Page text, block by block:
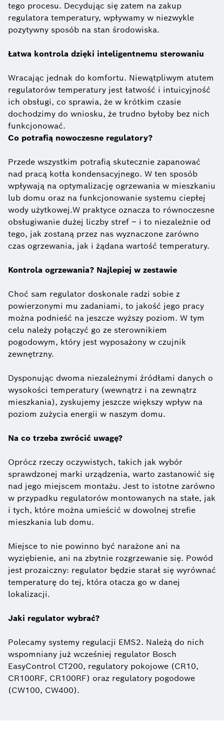
tego procesu. Decydując się zatem na zakup
regulatora temperatury, wpływamy w niezwykle
pozytywny sposób na stan środowiska.
Łatwa kontrola dzięki inteligentnemu sterowaniu
Wracając jednak do komfortu. Niewątpliwym atutem
regulatorów temperatury jest łatwość i intuicyjność
ich obsługi, co sprawia, że w krótkim czasie
dochodzimy do wniosku, że trudno byłoby bez nich
funkcjonować.
Co potrafią nowoczesne regulatory?
Przede wszystkim potrafią skutecznie zapanować
nad pracą kotła kondensacyjnego. W ten sposób
wpływają na optymalizację ogrzewania w mieszkaniu
lub domu oraz na funkcjonowanie systemu ciepłej
wody użytkowej.W praktyce oznacza to równoczesne
obsługiwanie dużej liczby stref – i to niezależnie od
tego, jak zostaną przez nas wyznaczone zarówno
czas ogrzewania, jak i żądana wartość temperatury.
Kontrola ogrzewania? Najlepiej w zestawie
Choć sam regulator doskonale radzi sobie z
powierzonymi mu zadaniami, to jakość jego pracy
można podnieść na jeszcze wyższy poziom. W tym
celu należy połączyć go ze sterownikiem
pogodowym, który jest wyposażony w czujnik
zewnętrzny.
Dysponując dwoma niezależnymi źródłami danych o
wysokości temperatury (wewnątrz i na zewnątrz
mieszkania), zyskujemy jeszcze większy wpływ na
poziom zużycia energii w naszym domu.
Na co trzeba zwrócić uwagę?
Oprócz rzeczy oczywistych, takich jak wybór
sprawdzonej marki urządzenia, warto zastanowić się
nad jego miejscem montażu. Jest to istotne zarówno
w przypadku regulatorów montowanych na stałe, jak
i tych, które można umieścić w dowolnej strefie
mieszkania lub domu.
Miejsce to nie powinno być narażone ani na
wyziębienie, ani na zbytnie rozgrzewanie się. Powód
jest prozaiczny: regulator będzie starał się wyrównać
temperaturę do tej, która otacza go w danej
lokalizacji.
Jaki regulator wybrać?
Polecamy systemy regulacji EMS2. Należą do nich
wspomniany już wcześniej regulator Bosch
EasyControl CT200, regulatory pokojowe (CR10,
CR100RF, CR100RF) oraz regulatory pogodowe
(CW100, CW400).